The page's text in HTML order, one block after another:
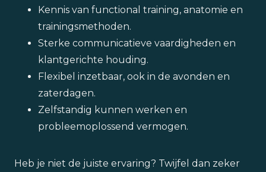
Kennis van functional training, anatomie en
trainingsmethoden.
Sterke communicatieve vaardigheden en
klantgerichte houding.
Flexibel inzetbaar, ook in de avonden en
zaterdagen.
Zelfstandig kunnen werken en
probleemoplossend vermogen.
Heb je niet de juiste ervaring? Twijfel dan zeker